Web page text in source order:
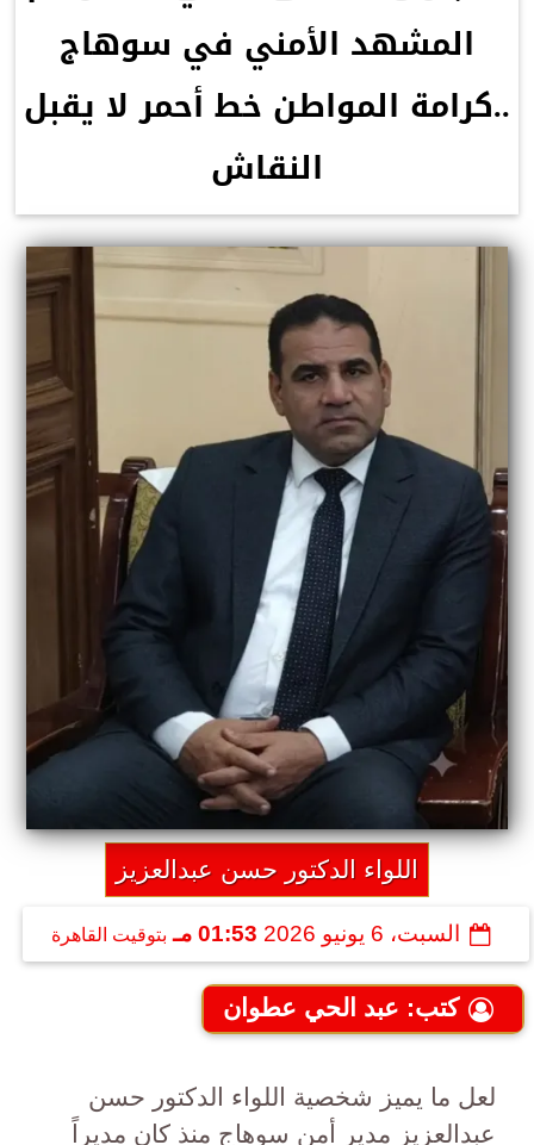
المشهد الأمني في سوهاج
..كرامة المواطن خط أحمر لا يقبل
النقاش
اللواء الدكتور حسن عبدالعزيز
السبت، 6 يونيو 2026 01:53 مـ بتوقيت القاهرة
كتب: عبد الحي عطوان
لعل ما يميز شخصية اللواء الدكتور حسن
عبدالعزيز مدير أمن سوهاج منذ كان مديراً